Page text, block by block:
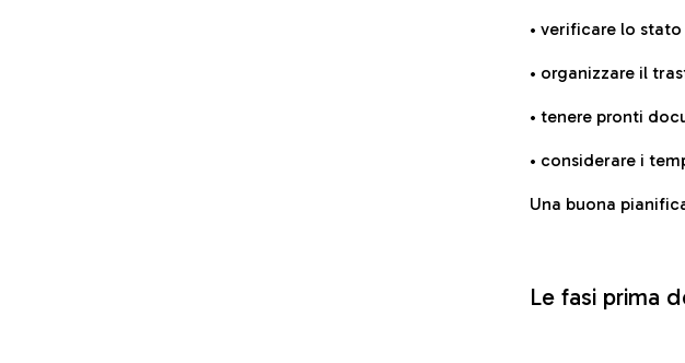
• verificare lo
• organizzare il
• tenere pronti
• considerare i
Una buona
Le fasi prima